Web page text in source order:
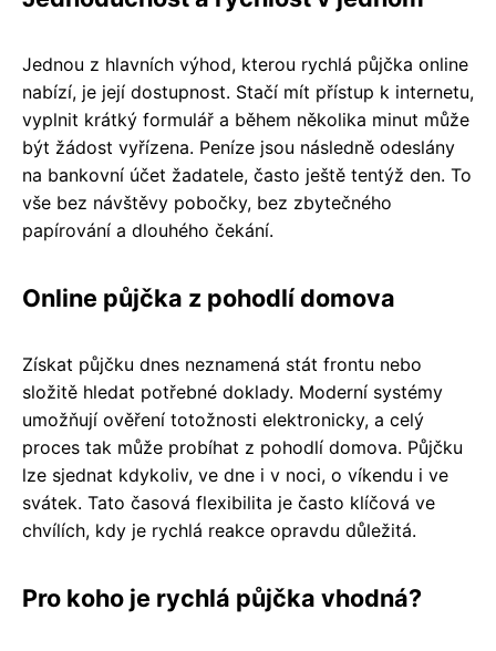
Jednou z hlavních výhod, kterou rychlá půjčka online
nabízí, je její dostupnost. Stačí mít přístup k internetu,
vyplnit krátký formulář a během několika minut může
být žádost vyřízena. Peníze jsou následně odeslány
na bankovní účet žadatele, často ještě tentýž den. To
vše bez návštěvy pobočky, bez zbytečného
papírování a dlouhého čekání.
Online půjčka z pohodlí domova
Získat půjčku dnes neznamená stát frontu nebo
složitě hledat potřebné doklady. Moderní systémy
umožňují ověření totožnosti elektronicky, a celý
proces tak může probíhat z pohodlí domova. Půjčku
lze sjednat kdykoliv, ve dne i v noci, o víkendu i ve
svátek. Tato časová flexibilita je často klíčová ve
chvílích, kdy je rychlá reakce opravdu důležitá.
Pro koho je rychlá půjčka vhodná?